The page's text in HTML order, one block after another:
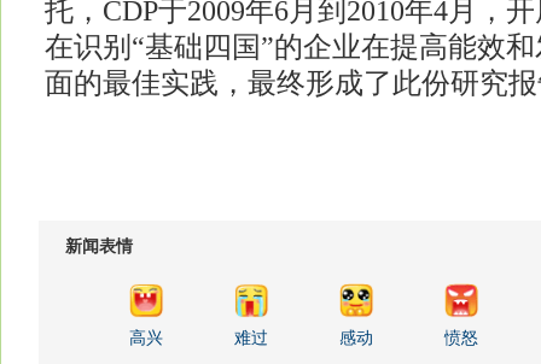
托，CDP于2009年6月到2010年4月，
在识别“基础四国”的企业在提高能效
面的最佳实践，最终形成了此份研究
新闻表情
高兴 难过 感动 愤怒